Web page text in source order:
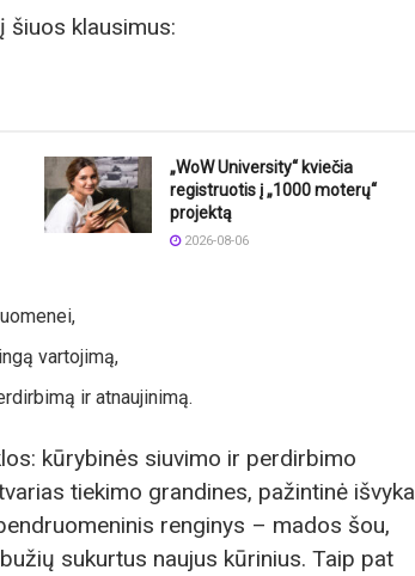
šiuos klausimus:
„WoW University“ kviečia
registruotis į „1000 moterų“
projektą
2026-08-06
vartojimą,
ir atnaujinimą.
kūrybinės siuvimo ir perdirbimo
tiekimo grandines, pažintinė išvyka
renginys – mados šou,
sukurtus naujus kūrinius. Taip pat